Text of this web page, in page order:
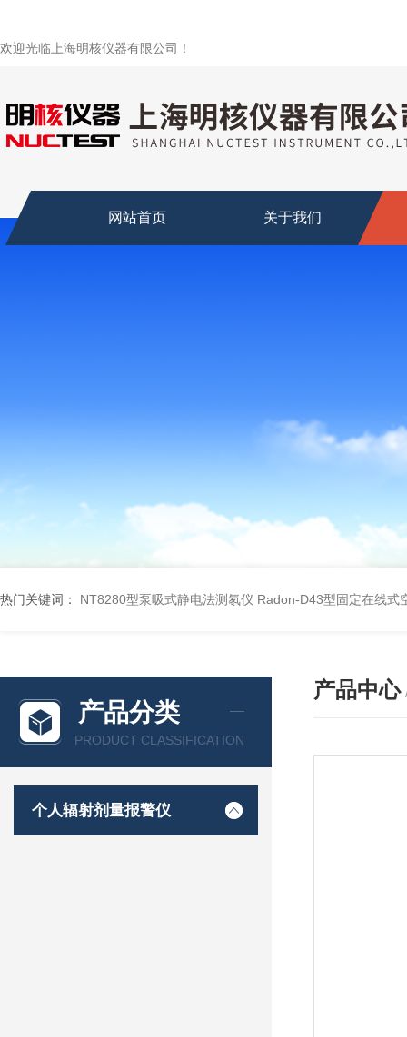
欢迎光临上海明核仪器有限公司！
网站首页 关于我们
热门关键词： NT8280型泵吸式静电法测氡仪 Radon-D43型固定在线式
产品分类
PRODUCT CLASSIFICATION
个人辐射剂量报警仪
产品中心